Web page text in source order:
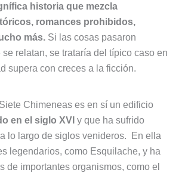
historia que mezcla
romances prohibidos,
más.Si las cosas pasaron
se relatan, se trataría del típico caso en
supera con creces a la ficción.
Chimeneas es en sí un edificio
en el siglo XVI y que ha sufrido
lo largo de siglos venideros. En ella
legendarios, como Esquilache, y ha
de importantes organismos, como el